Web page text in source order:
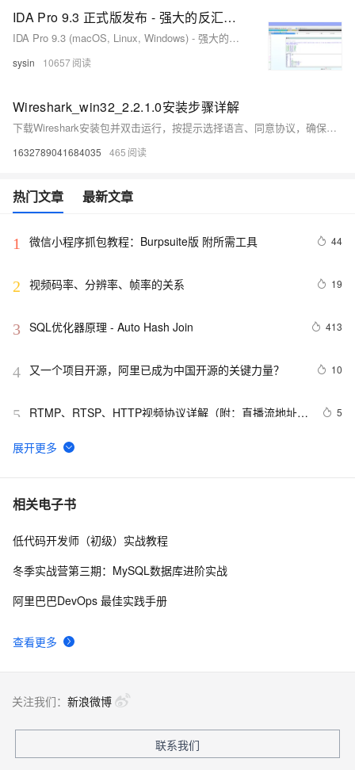
IDA Pro 9.3 正式版发布 - 强大的反汇编程序、反编译器和多功能调试器
IDA Pro 9.3 (macOS, Linux, Windows) - 强大的反汇编程序、反编译器和多功能调试器
sysin 10657
Wireshark_win32_2.2.1.0安装步骤详解
下载Wireshark安装包并双击运行，按提示选择语言、同意协议，确保勾选WinPcap驱动。可自定义安装路径和快捷方式，安装完成后建议重启电脑。启动时以管理员身份运行，即可开始抓包分析网络流量。（239字）
1632789041684035 465
热门文章 最新文章
1 微信小程序抓包教程：Burpsuite版 附所需工具 44
2 视频码率、分辨率、帧率的关系 19
3 SQL优化器原理 - Auto Hash Join 413
4 又一个项目开源，阿里已成为中国开源的关键力量？ 10
5
RTMP、RTSP、HTTP视频协议详解（附：直播流地址、
5
6 谷歌CEO皮查伊：对重返中国持开放态度
7 C语言项目参考解答：全正整数后再计算
8 俗人解读 三维渲染 的工作过程
录
相关电子书
查看更多
低代码开发师（初级）实战教程
冬季实战营第三期：MySQL数据库进阶实战
阿里巴巴DevOps 最佳实践手册
关注我们： 新浪微博
联系我们